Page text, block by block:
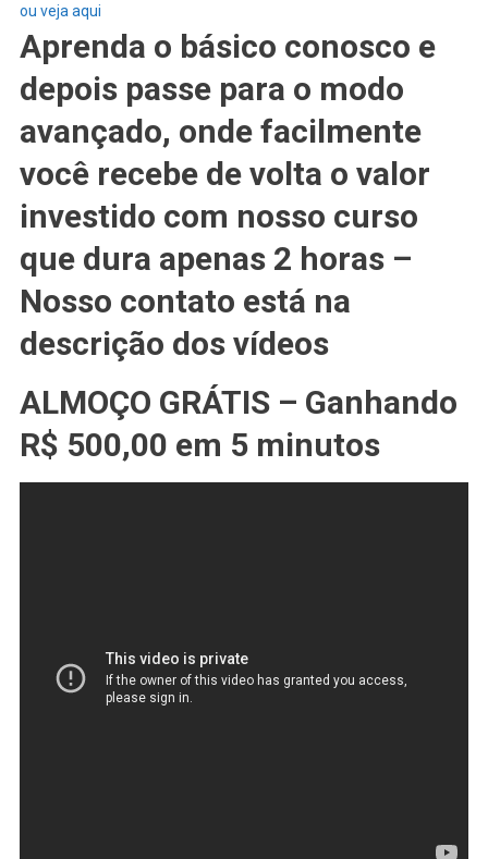
ou veja aqui
Aprenda o básico conosco e
depois passe para o modo
avançado, onde facilmente
você recebe de volta o valor
investido com nosso curso
que dura apenas 2 horas –
Nosso contato está na
descrição dos vídeos
ALMOÇO GRÁTIS – Ganhando
R$ 500,00 em 5 minutos